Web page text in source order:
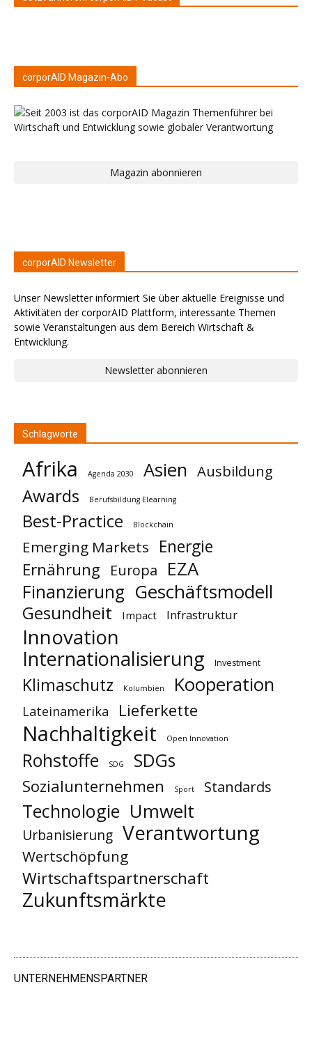
corporAID Magazin-Abo
Magazin abonnieren
corporAID Newsletter
Unser Newsletter informiert Sie über aktuelle Ereignisse und
Aktivitäten der corporAID Plattform, interessante Themen
sowie Veranstaltungen aus dem Bereich Wirtschaft &
Entwicklung.
Newsletter abonnieren
Schlagworte
Afrika Agenda 2030 Asien Ausbildung
Awards Berufsbildung Elearning
Best-Practice Blockchain
Emerging Markets Energie
Ernährung Europa EZA
Finanzierung Geschäftsmodell
Gesundheit Impact Infrastruktur
Innovation
Internationalisierung Investment
Klimaschutz Kolumbien Kooperation
Lateinamerika Lieferkette
Nachhaltigkeit Open Innovation
Rohstoffe SDG SDGs
Sozialunternehmen Sport Standards
Technologie Umwelt
Urbanisierung Verantwortung
Wertschöpfung
Wirtschaftspartnerschaft
Zukunftsmärkte
UNTERNEHMENSPARTNER